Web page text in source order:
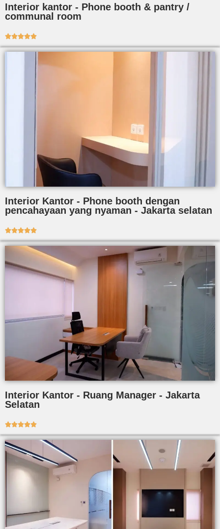
Interior kantor - Phone booth & pantry /
communal room

Interior Kantor - Phone booth dengan
pencahayaan yang nyaman - Jakarta selatan

Interior Kantor - Ruang Manager - Jakarta
Selatan
